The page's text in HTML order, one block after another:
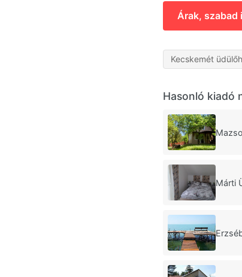
Árak, szabad
Kecskemét
Hasonló kiadó
Márti